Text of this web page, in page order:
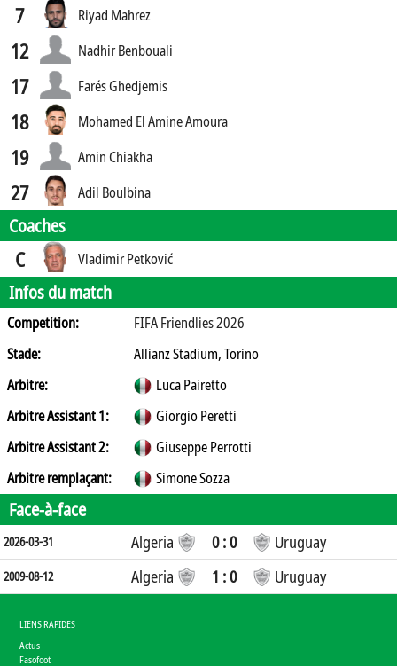
7 Riyad Mahrez
12 Nadhir Benbouali
17 Farés Ghedjemis
18 Mohamed El Amine Amoura
19 Amin Chiakha
27 Adil Boulbina
Coaches
C Vladimir Petković
Infos du match
Competition:
FIFA Friendlies 2026
Stade:
Allianz Stadium, Torino
Arbitre:
Luca Pairetto
Arbitre Assistant 1:
Giorgio Peretti
Arbitre Assistant 2:
Giuseppe Perrotti
Arbitre remplaçant:
Simone Sozza
Face-à-face
2026-03-31 Algeria 0 : 0 Uruguay
2009-08-12 Algeria 1 : 0 Uruguay
LIENS RAPIDES
Actus
Fasofoot